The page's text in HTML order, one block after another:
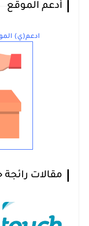
أدعم الموقع
ادعم(ي)
مقالات رائجة